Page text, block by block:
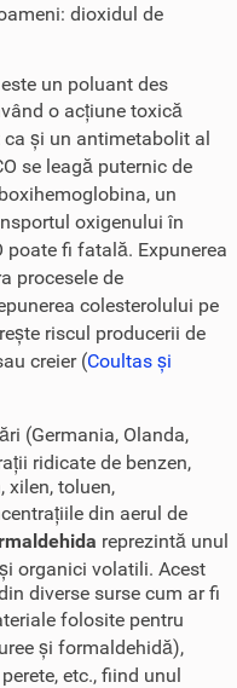
dioxidul de
este un poluant des
o acțiune toxică
și un antimetabolit al
se leagă puternic de
un
oxigenului în
fi fatală. Expunerea
procesele de
colesterolului pe
riscul producerii de
creier (Coultas și
(Germania, Olanda,
ridicate de benzen,
xilen, toluen,
din aerul de
reprezintă unul
organici volatili. Acest
diverse surse cum ar fi
folosite pentru
și formaldehidă),
etc., fiind unul